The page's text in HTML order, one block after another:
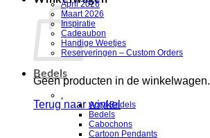
Geen producten in de winkelwagen.
Terug naar winkel
April 2026
Maart 2026
Inspiratie
Cadeaubon
Handige Weetjes
Reserveringen – Custom Orders
Bedels
.
Acryl Bedels
Bedels
Cabochons
Cartoon Pendants